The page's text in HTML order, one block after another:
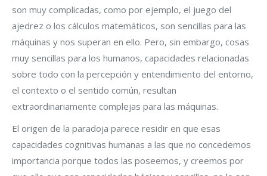
son muy complicadas, como por ejemplo, el juego del
ajedrez o los cálculos matemáticos, son sencillas para las
máquinas y nos superan en ello. Pero, sin embargo, cosas
muy sencillas para los humanos, capacidades relacionadas
sobre todo con la percepción y entendimiento del entorno,
el contexto o el sentido común, resultan
extraordinariamente complejas para las máquinas.
El origen de la paradoja parece residir en que esas
capacidades cognitivas humanas a las que no concedemos
importancia porque todos las poseemos, y creemos por